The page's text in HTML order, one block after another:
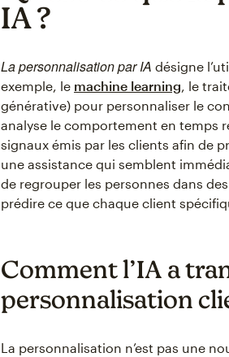
IA ?
La personnalisation par IA désigne
exemple, le machine learning, le
générative) pour personnaliser le
analyse le comportement en temps
signaux émis par les clients afin de
une assistance qui semblent
de regrouper les personnes dans
prédire ce que chaque client
Comment l’IA a
personnalisation
La personnalisation n’est pas une